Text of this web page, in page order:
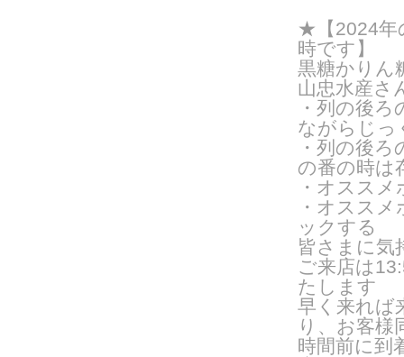
★【2024年
時です】
黒糖かりん
山忠水産さ
・列の後
ながらじっ
・列の後
の番の時は
・オスス
・オスス
ックする
皆さまに気
ご来店は
たします
早く来れば
り、お客様
時間前に到